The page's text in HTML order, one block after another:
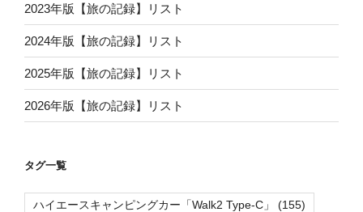
2023年版【旅の記録】リスト
2024年版【旅の記録】リスト
2025年版【旅の記録】リスト
2026年版【旅の記録】リスト
タグ一覧
ハイエースキャンピングカー「Walk2 Type-C」 (155)